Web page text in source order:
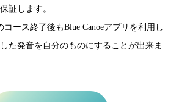
証します。
ース終了後もBlue Canoeアプリを利用し
た発音を自分のものにすることが出来ま